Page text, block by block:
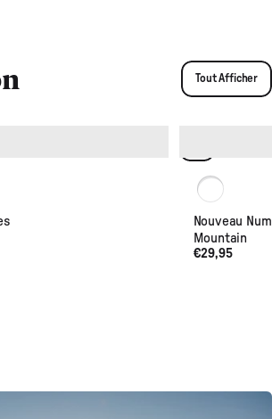
Tout Afficher
Blanc
Nouveau
Mountain
€29,95